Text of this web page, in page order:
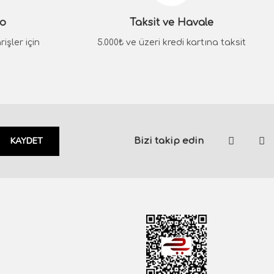
için
Taksit ve Havale
5.000₺ ve üzeri kredi kartına taksit
KAYDET Bizi takip edin